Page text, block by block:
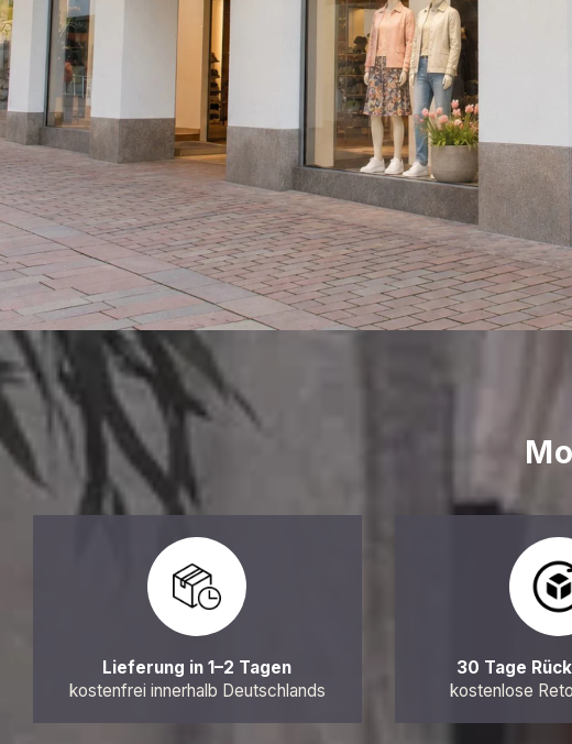
Lieferung in 1–2 Tagen
kostenfrei innerhalb Deutschlands
30 Tage
kostenlose